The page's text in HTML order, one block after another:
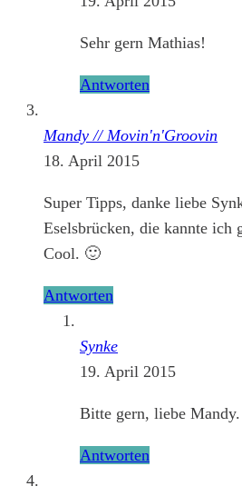
Sehr gern Mathias!
Antworten
Mandy // Movin'n'Groovin
18. April 2015
Super Tipps, danke liebe
Eselsbrücken, die kannte ich
Cool. 🙂
Antworten
Synke
19. April 2015
Bitte gern, liebe Mandy.
Antworten